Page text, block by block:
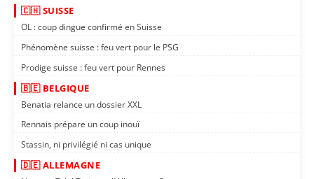
🇨🇭 SUISSE
OL : coup dingue confirmé en Suisse
Phénomène suisse : feu vert pour le PSG
Prodige suisse : feu vert pour Rennes
🇧🇪 BELGIQUE
Benatia relance un dossier XXL
Rennais prépare un coup inouï
Stassin, ni privilégié ni cas unique
🇩🇪 ALLEMAGNE